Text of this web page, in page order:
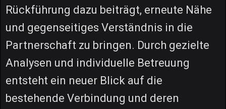
Rückführung dazu beiträgt, erneute Nähe
und gegenseitiges Verständnis in die
Partnerschaft zu bringen. Durch gezielte
Analysen und individuelle Betreuung
entsteht ein neuer Blick auf die
bestehende Verbindung und deren